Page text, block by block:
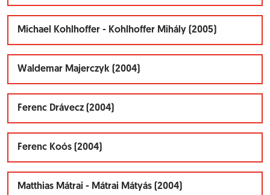
Michael Kohlhoffer - Kohlhoffer Mihály (2005)
Waldemar Majerczyk (2004)
Ferenc Drávecz (2004)
Ferenc Koós (2004)
Matthias Mátrai - Mátrai Mátyás (2004)